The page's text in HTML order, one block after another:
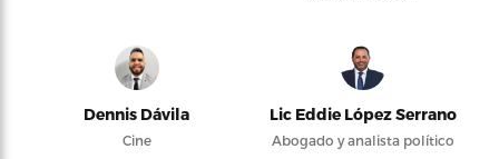
Dennis Dávila
Cine
Lic Eddie López Serrano
Abogado y analista político